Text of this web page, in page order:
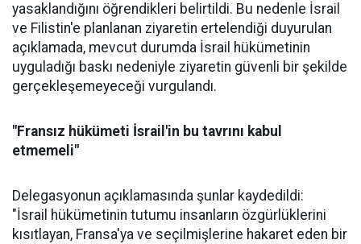
yasaklandığını öğrendikleri belirtildi. Bu nedenle İsrail
ve Filistin'e planlanan ziyaretin ertelendiği duyurulan
açıklamada, mevcut durumda İsrail hükümetinin
uyguladığı baskı nedeniyle ziyaretin güvenli bir şekilde
gerçekleşemeyeceği vurgulandı.
"Fransız hükümeti İsrail'in bu tavrını kabul
etmemeli"
Delegasyonun açıklamasında şunlar kaydedildi:
"İsrail hükümetinin tutumu insanların özgürlüklerini
kısıtlayan, Fransa'ya ve seçilmişlerine hakaret eden bir